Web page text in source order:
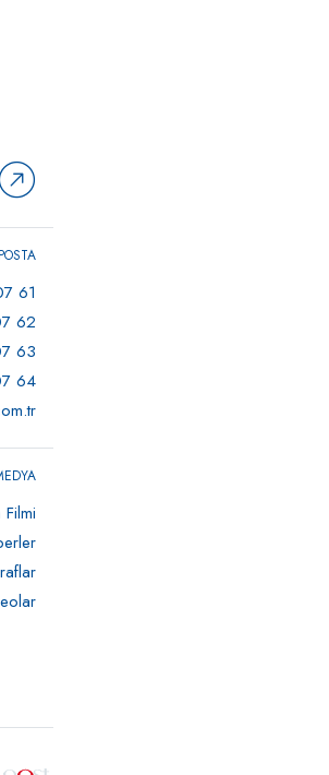
61
62
63
64
Filmi